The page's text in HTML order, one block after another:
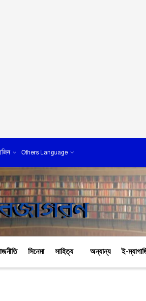
Others Language
সিনেমা সাহিত্য অন্যান্য ই-